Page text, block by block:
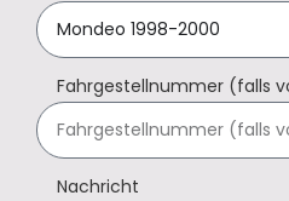
Fahrgestellnummer (falls
Nachricht